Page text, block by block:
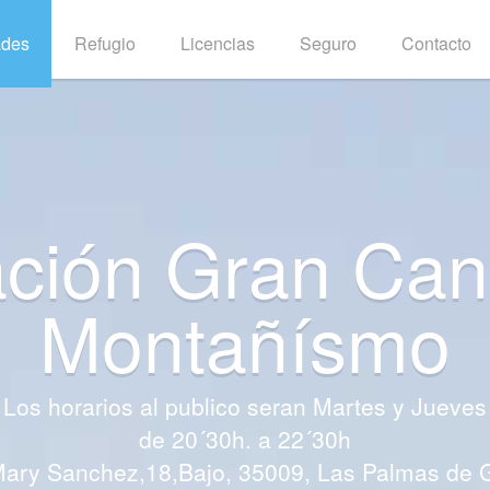
Refugio Licencias Seguro Contacto
Gran
Montañísmo
Los horarios al publico seran Martes y Jueves
de 20´30h. a 22´30h
Sanchez,18,Bajo, 35009, Las Palmas de
además de identificarte como practicante
y la tranquilidad de saber que conlleva un seguro.
para
durante el que se puede federar un
del año anterior hasta el 31 de
del año natural, es decir, desde el 1 de